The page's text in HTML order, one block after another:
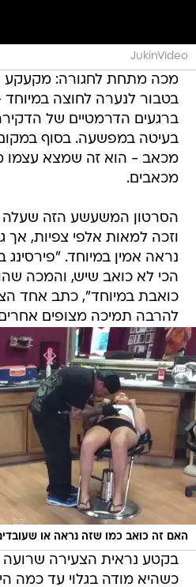
JukinVideo
מכה מתחת לחגורה: מקעקע
בטבור לנערה לחוצה
ברגעים הדרמטיים של
בעיטה במפשעה. בסוף
מכאב - הוא זה שמצא
מכאבים.
הסרטון המשעשע הזה
וזכה למאות אלפי צפיות,
נראה אמין במיוחד. "פירסינג
הכי לא כואב שיש, והמכה
כואבת במיוחד", כתב אחד
להרבה תמיכה מצופים
האם זה כואב כמו שזה נראה או שעובדים
בקטע נראית הצעירה
כשהיא מודה בגלוי עד כמה